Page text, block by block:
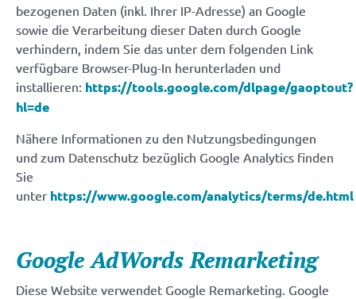
bezogenen Daten (inkl. Ihrer IP-Adresse) an Google
sowie die Verarbeitung dieser Daten durch Google
verhindern, indem Sie das unter dem folgenden Link
verfügbare Browser-Plug-In herunterladen und
installieren: https://tools.google.com/dlpage/gaoptout?
hl=de
Nähere Informationen zu den Nutzungsbedingungen
und zum Datenschutz bezüglich Google Analytics finden
Sie
unter https://www.google.com/analytics/terms/de.html
Google AdWords Remarketing
Diese Website verwendet Google Remarketing. Google